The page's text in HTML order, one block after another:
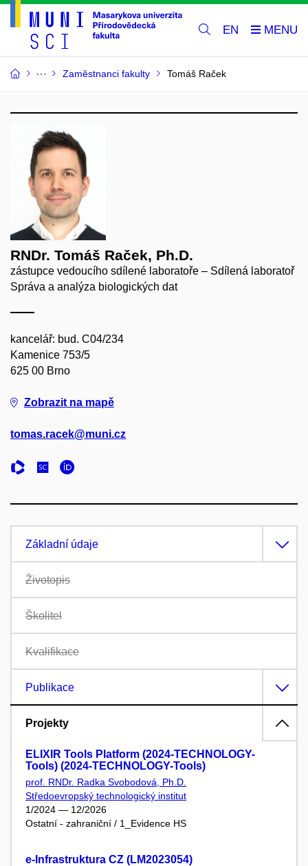
EN
Zaměstnanci fakulty Tomáš Raček
RNDr. Tomáš Raček, Ph.D.
zástupce vedoucího sdílené laboratoře – Sdílená laboratoř
Správa a analýza biologických dat
kancelář: bud. C04/234
Kamenice 753/5
625 00 Brno
Zobrazit na mapě
tomas.racek@muni.cz
Základní údaje
Životopis
Školitel
Kvalifikace
Publikace
Projekty
ELIXIR Tools Platform (2024-TECHNOLOGY-
Tools) (2024-TECHNOLOGY-Tools)
prof. RNDr. Radka Svobodová, Ph.D.
Středoevropský technologický institut
1/2024 — 12/2026
Ostatní - zahraniční / 1_Evidence HS
e-Infrastruktura CZ (LM2023054)